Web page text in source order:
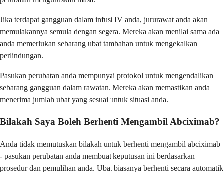
Jika terdapat gangguan dalam infusi IV anda, jururawat anda akan
memulakannya semula dengan segera. Mereka akan menilai sama ada
anda memerlukan sebarang ubat tambahan untuk mengekalkan
perlindungan.
Pasukan perubatan anda mempunyai protokol untuk mengendalikan
sebarang gangguan dalam rawatan. Mereka akan memastikan anda
menerima jumlah ubat yang sesuai untuk situasi anda.
Bilakah Saya Boleh Berhenti Mengambil Abciximab?
Anda tidak memutuskan bilakah untuk berhenti mengambil abciximab
- pasukan perubatan anda membuat keputusan ini berdasarkan
prosedur dan pemulihan anda. Ubat biasanya berhenti secara automatik